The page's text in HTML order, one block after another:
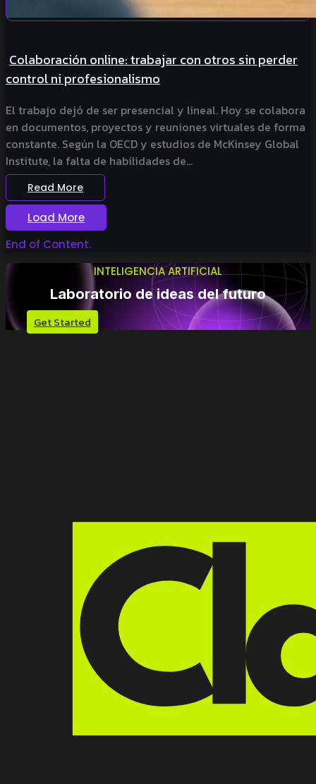
Colaboración online: trabajar con otros sin perder
control ni profesionalismo
El trabajo dejó de ser presencial y lineal. Hoy se colabora
en documentos, proyectos y reuniones virtuales de forma
constante. Según la OECD y estudios de McKinsey Global
Institute, la falta de habilidades de...
Read More
Load More
End of Content.
INTELIGENCIA ARTIFICIAL
Laboratorio de ideas del futuro
Get Started